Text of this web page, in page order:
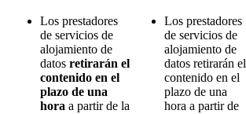
Los prestadores
de servicios de
alojamiento de
datos retirarán el
contenido en el
plazo de una
hora a partir de la
Los prestadores
de servicios de
alojamiento de
datos retirarán el
contenido en el
plazo de una
hora a partir de